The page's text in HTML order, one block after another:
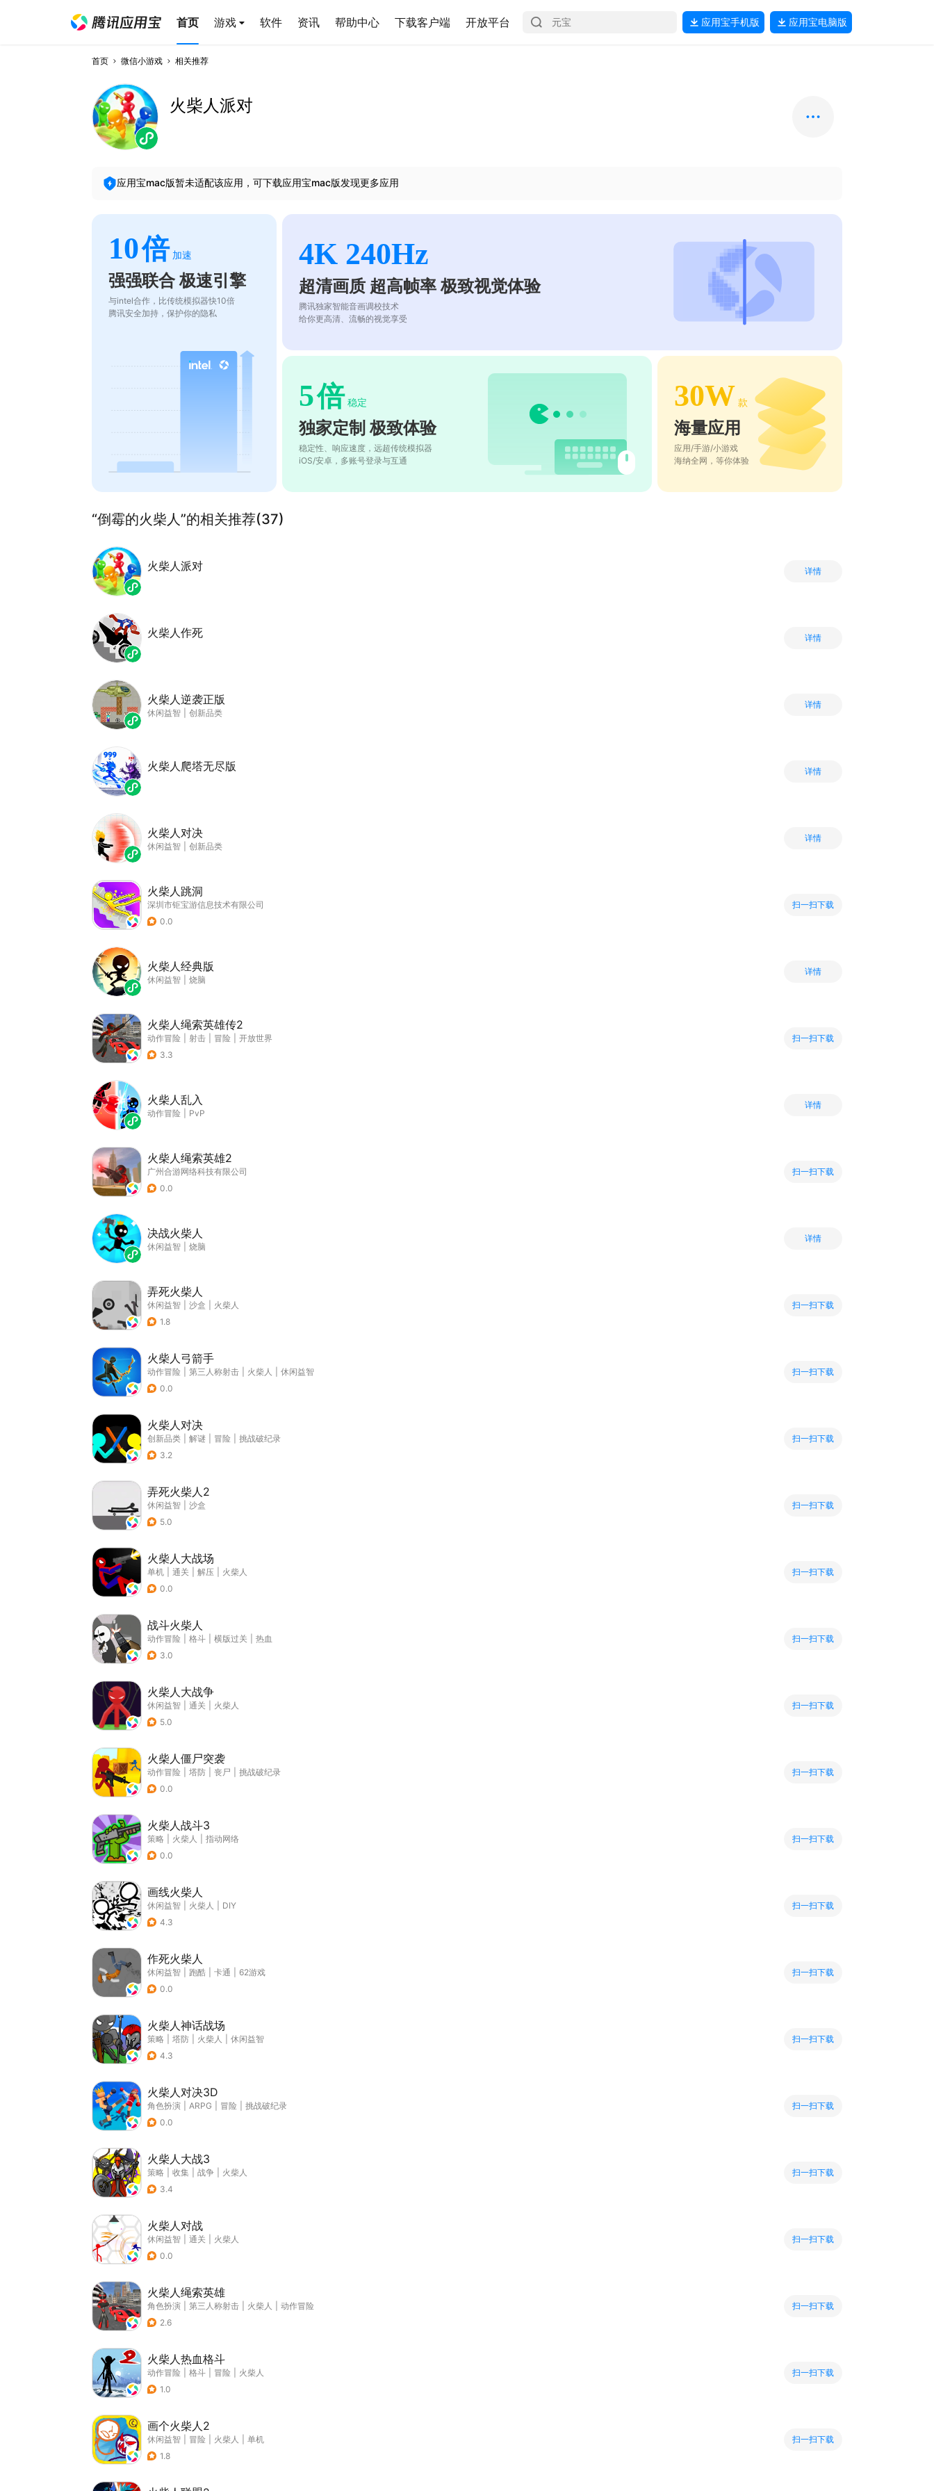
首页 游戏 软件 资讯 帮助中心 下载客户端 开放平台 应用宝手机版 应用宝电脑版
首页 微信小游戏 相关推荐
火柴人派对
应用宝mac版暂未适配该应用，可下载应用宝mac版发现更多应用
10倍 加速
强强联合 极速引擎
与intel合作，比传统模拟器快10倍
腾讯安全加持，保护你的隐私
4K 240Hz
超清画质 超高帧率 极致视觉体验
腾讯独家智能音画调校技术
给你更高清、流畅的视觉享受
5倍 稳定
独家定制 极致体验
稳定性、响应速度，远超传统模拟器
iOS/安卓，多账号登录与互通
30W 款
海量应用
应用/手游/小游戏
海纳全网，等你体验
“倒霉的火柴人”的相关推荐(37)
火柴人派对 详情
火柴人作死 详情
火柴人逆袭正版
休闲益智 创新品类
详情
火柴人爬塔无尽版 详情
火柴人对决
休闲益智 创新品类
详情
火柴人跳洞
深圳市钜宝游信息技术有限公司
0.0
扫一扫下载
火柴人经典版
休闲益智 烧脑
详情
火柴人绳索英雄传2
动作冒险 射击 冒险
开放世界
3.3
扫一扫下载
火柴人乱入
动作冒险 PvP
详情
火柴人绳索英雄2
广州合游网络科技有限公司
0.0
扫一扫下载
决战火柴人
休闲益智 烧脑
详情
弄死火柴人
休闲益智 沙盒
火柴人
1.8
扫一扫下载
火柴人弓箭手
动作冒险 第三人称射击 火柴人
休闲益智
0.0
扫一扫下载
火柴人对决
创新品类 解谜 冒险
挑战破纪录
3.2
扫一扫下载
弄死火柴人2
休闲益智
沙盒
5.0
扫一扫下载
火柴人大战场
单机 通关 解压
火柴人
0.0
扫一扫下载
战斗火柴人
动作冒险 格斗 横版过关
热血
3.0
扫一扫下载
火柴人大战争
休闲益智 通关
火柴人
5.0
扫一扫下载
火柴人僵尸突袭
动作冒险 塔防 丧尸
挑战破纪录
0.0
扫一扫下载
火柴人战斗3
策略 火柴人
指动网络
0.0
扫一扫下载
画线火柴人
休闲益智 火柴人
DIY
4.3
扫一扫下载
作死火柴人
休闲益智 跑酷 卡通
62游戏
0.0
扫一扫下载
火柴人神话战场
策略 塔防 火柴人
休闲益智
4.3
扫一扫下载
火柴人对决3D
角色扮演 ARPG 冒险
挑战破纪录
0.0
扫一扫下载
火柴人大战3
策略 收集 战争
火柴人
3.4
扫一扫下载
火柴人对战
休闲益智 通关
火柴人
0.0
扫一扫下载
火柴人绳索英雄
角色扮演 第三人称射击 火柴人
动作冒险
2.6
扫一扫下载
火柴人热血格斗
动作冒险 格斗 冒险
火柴人
1.0
扫一扫下载
画个火柴人2
休闲益智 冒险 火柴人
单机
1.8
扫一扫下载